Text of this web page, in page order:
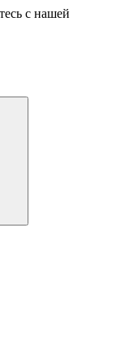
с нашей